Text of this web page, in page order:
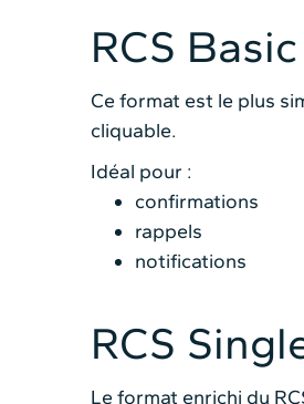
RCS Basic
Ce format est le plus
cliquable.
Idéal pour :
confirmations
rappels
notifications
RCS
Le format enrichi du